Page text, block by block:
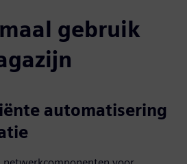
gebruik
automatisering